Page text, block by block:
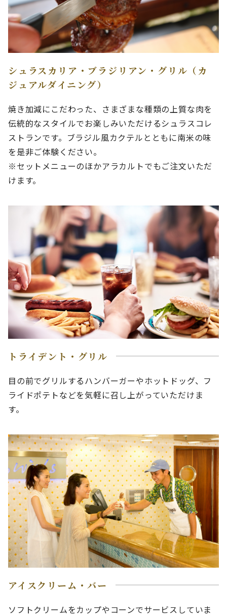
シュラスカリア・ブラジリアン・グリル（カ
ジュアルダイニング）
焼き加減にこだわった、さまざまな種類の上質な肉を
伝統的なスタイルでお楽しみいただけるシュラスコレ
ストランです。ブラジル風カクテルとともに南米の味
を是非ご体験ください。
※セットメニューのほかアラカルトでもご注文いただ
けます。
トライデント・グリル
目の前でグリルするハンバーガーやホットドッグ、フ
ライドポテトなどを気軽に召し上がっていただけま
す。
アイスクリーム・バー
ソフトクリームをカップやコーンでサービスしていま